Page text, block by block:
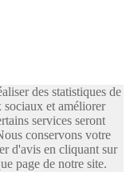
des statistiques de
sociaux et améliorer
services seront
conservons votre
d'avis en cliquant sur
page de notre site.